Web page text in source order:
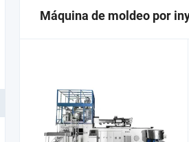
Máquina de moldeo por